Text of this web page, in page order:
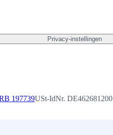
Privacy-instellingen
197739USt-IdNr. DE462681200